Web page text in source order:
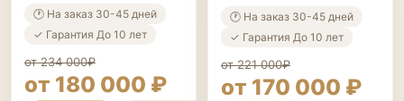
🕐 На заказ 30-45 дней
✓ Гарантия До 10 лет
от 234 000₽
от 180 000 ₽
🕐 На заказ 30-45 дней
✓ Гарантия До 10 лет
от 221 000₽
от 170 000 ₽